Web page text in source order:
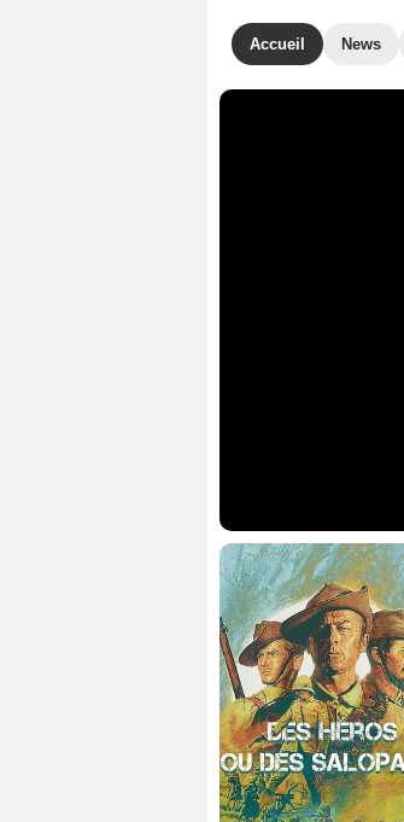
Accueil News